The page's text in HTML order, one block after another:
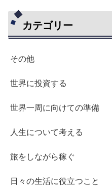
カテゴリー
その他
世界に投資する
世界一周に向けての準備
人生について考える
旅をしながら稼ぐ
日々の生活に役立つこと